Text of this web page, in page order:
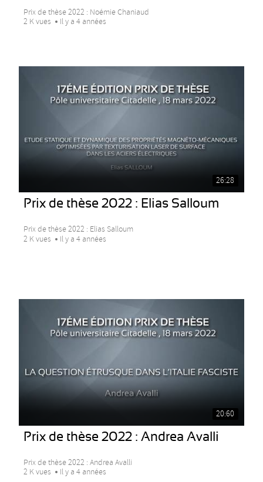
Prix de thèse 2022 : Noémie Chaniaud
2 K vues
Il y a 4 années
26:28
Prix de thèse 2022 : Elias Salloum
Prix de thèse 2022 : Elias Salloum
2 K vues
Il y a 4 années
20:60
Prix de thèse 2022 : Andrea Avalli
Prix de thèse 2022 : Andrea Avalli
2 K vues
Il y a 4 années